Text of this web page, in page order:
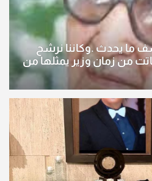
ما يحدث .وكاننا نرشح
لوزارة ( الثقافة ) التي ماتت من زمان وزير يمثلها من
العراقية..